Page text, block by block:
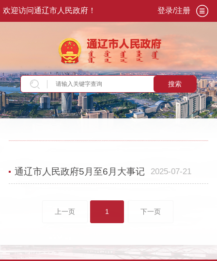
欢迎访问通辽市人民政府！ 登录/注册
搜索
当前位置：首页>政务公开>政府信息公开>政
通辽市人民政府5月至6月大事记 2025-07-21
上一页 1 下一页